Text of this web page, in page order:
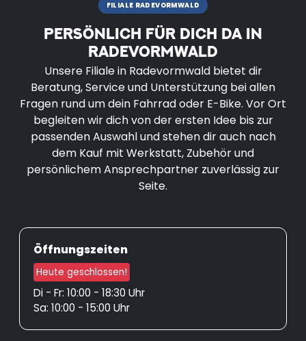
FILIALE RADEVORMWALD
PERSÖNLICH FÜR DICH DA IN
RADEVORMWALD
Unsere Filiale in Radevormwald bietet dir
Beratung, Service und Unterstützung bei allen
Fragen rund um dein Fahrrad oder E-Bike. Vor Ort
begleiten wir dich von der ersten Idee bis zur
passenden Auswahl und stehen dir auch nach
dem Kauf mit Werkstatt, Zubehör und
persönlichem Ansprechpartner zuverlässig zur
Seite.
Öffnungszeiten
Heute geschlossen!
Di - Fr: 10:00 - 18:30 Uhr
Sa: 10:00 - 15:00 Uhr